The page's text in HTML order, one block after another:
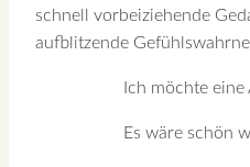
schnell vorbeiziehende
aufblitzende
Ich möchte
Es wäre schön